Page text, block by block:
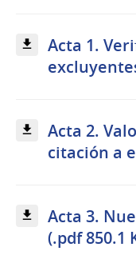
Acta 1.
Acta 2.
citación a
Acta 3.
(.pdf 850.1